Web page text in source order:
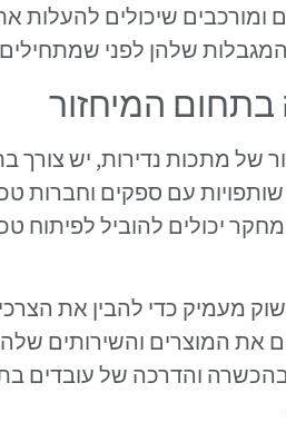
שיכולים להעלות
המגבלות שלהן לפני
המיחזור
של מתכות נדירות, יש צורך
עם ספקים וחברות
יכולים להוביל לפיתוח
מעמיק כדי להבין את
את המוצרים והשירותים
והדרכה של עובדים